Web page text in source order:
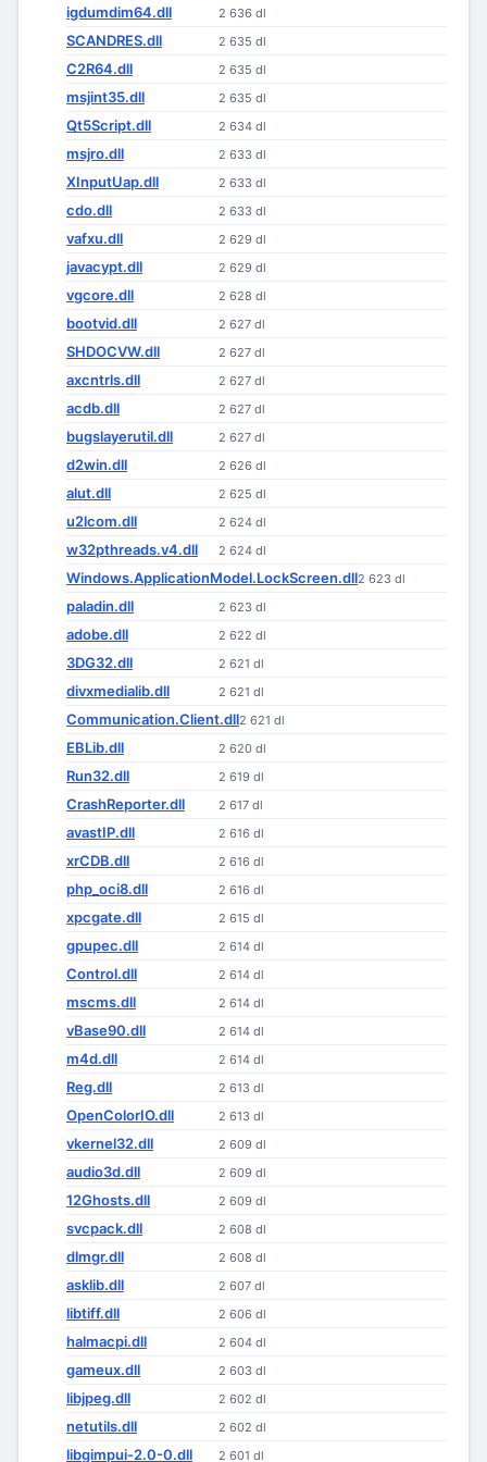
igdumdim64.dll 2 636 dl
SCANDRES.dll 2 635 dl
C2R64.dll 2 635 dl
msjint35.dll 2 635 dl
Qt5Script.dll 2 634 dl
msjro.dll 2 633 dl
XInputUap.dll 2 633 dl
cdo.dll 2 633 dl
vafxu.dll 2 629 dl
javacypt.dll 2 629 dl
vgcore.dll 2 628 dl
bootvid.dll 2 627 dl
SHDOCVW.dll 2 627 dl
axcntrls.dll 2 627 dl
acdb.dll 2 627 dl
bugslayerutil.dll 2 627 dl
d2win.dll 2 626 dl
alut.dll 2 625 dl
u2lcom.dll 2 624 dl
w32pthreads.v4.dll 2 624 dl
Windows.ApplicationModel.LockScreen.dll2 623 dl
paladin.dll 2 623 dl
adobe.dll 2 622 dl
3DG32.dll 2 621 dl
divxmedialib.dll 2 621 dl
Communication.Client.dll2 621 dl
EBLib.dll 2 620 dl
Run32.dll 2 619 dl
CrashReporter.dll 2 617 dl
avastIP.dll 2 616 dl
xrCDB.dll 2 616 dl
php_oci8.dll 2 616 dl
xpcgate.dll 2 615 dl
gpupec.dll 2 614 dl
Control.dll 2 614 dl
mscms.dll 2 614 dl
vBase90.dll 2 614 dl
m4d.dll 2 614 dl
Reg.dll 2 613 dl
OpenColorIO.dll 2 613 dl
vkernel32.dll 2 609 dl
audio3d.dll 2 609 dl
12Ghosts.dll 2 609 dl
svcpack.dll 2 608 dl
dlmgr.dll 2 608 dl
asklib.dll 2 607 dl
libtiff.dll 2 606 dl
halmacpi.dll 2 604 dl
gameux.dll 2 603 dl
libjpeg.dll 2 602 dl
netutils.dll 2 602 dl
libgimpui-2.0-0.dll 2 601 dl